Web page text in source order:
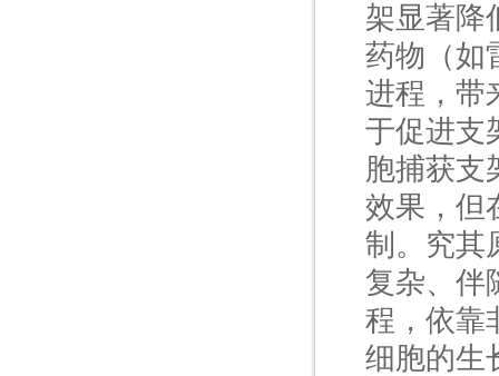
架显著降
药物（如
进程，带
于促进支
胞捕获支
效果，但
制。究其
复杂、伴
程，依靠
细胞的生